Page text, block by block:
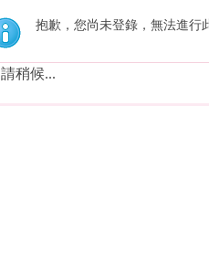
抱歉，您尚未登錄，無法進行
請稍候...